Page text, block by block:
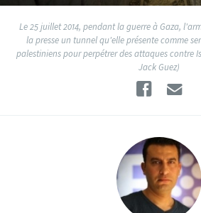
Le 25 juillet 2014, pendant la guerre à Gaza,
la presse un tunnel qu'elle présente comme
palestiniens pour perpétrer des attaques contre
Jack Guez)